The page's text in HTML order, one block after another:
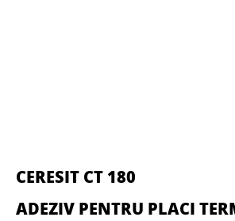
CERESIT CT 180
ADEZIV PENTRU PLACI